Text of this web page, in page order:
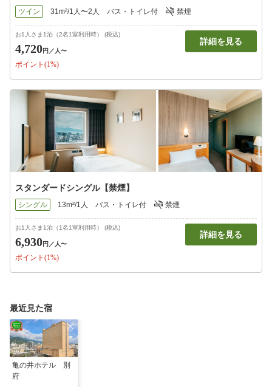
ツイン 31m²/1人〜2人 バス・トイレ付 禁煙
お1人さま1泊（2名1室利用時） (税込)
4,720円 ／人〜
ポイント(1%)
詳細を見る
スタンダードシングル【禁煙】
シングル 13m²/1人 バス・トイレ付 禁煙
お1人さま1泊（1名1室利用時） (税込)
6,930円 ／人〜
ポイント(1%)
詳細を見る
最近見た宿
亀の井ホテル 別
府